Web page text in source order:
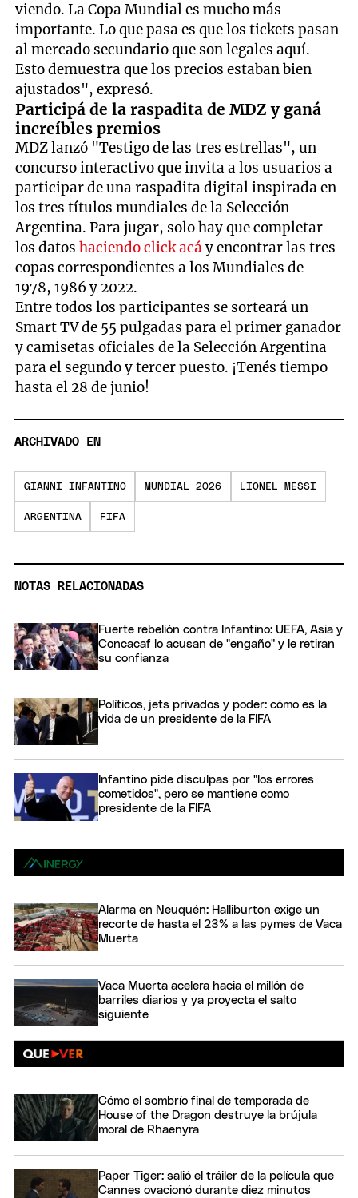
viendo. La Copa Mundial es mucho más
importante. Lo que pasa es que los tickets pasan
al mercado secundario que son legales aquí.
Esto demuestra que los precios estaban bien
ajustados", expresó.
Participá de la raspadita de MDZ y ganá
increíbles premios
MDZ lanzó "Testigo de las tres estrellas", un
concurso interactivo que invita a los usuarios a
participar de una raspadita digital inspirada en
los tres títulos mundiales de la Selección
Argentina. Para jugar, solo hay que completar
los datoshaciendo click acá y encontrar las tres
copas correspondientes a los Mundiales de
1978, 1986 y 2022.
Entre todos los participantes se sorteará un
Smart TV de 55 pulgadas para el primer ganador
y camisetas oficiales de la Selección Argentina
para el segundo y tercer puesto. ¡Tenés tiempo
hasta el 28 de junio!
ARCHIVADO EN
GIANNI INFANTINO MUNDIAL 2026 LIONEL MESSI
ARGENTINA FIFA
NOTAS RELACIONADAS
Fuerte rebelión contra Infantino: UEFA, Asia y
Concacaf lo acusan de "engaño" y le retiran
su confianza
Políticos, jets privados y poder: cómo es la
vida de un presidente de la FIFA
Infantino pide disculpas por "los errores
cometidos", pero se mantiene como
presidente de la FIFA
Alarma en Neuquén: Halliburton exige un
recorte de hasta el 23% a las pymes de Vaca
Muerta
Vaca Muerta acelera hacia el millón de
barriles diarios y ya proyecta el salto
siguiente
Cómo el sombrío final de temporada de
House of the Dragon destruye la brújula
moral de Rhaenyra
Paper Tiger: salió el tráiler de la película que
Cannes ovacionó durante diez minutos